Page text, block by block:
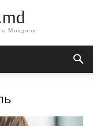
в Молдове